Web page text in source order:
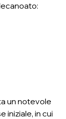
un notevole
iniziale, in cui